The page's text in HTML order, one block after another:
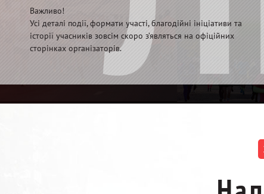
Важливо!
Усі деталі події, формати участі, благодійні ініціативи та
історії учасників зовсім скоро з’являться на офіційних
сторінках організаторів.